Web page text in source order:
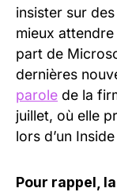
insister sur
mieux
part de
dernières
parole de la
juillet, où elle
lors d’un
Pour rappel,